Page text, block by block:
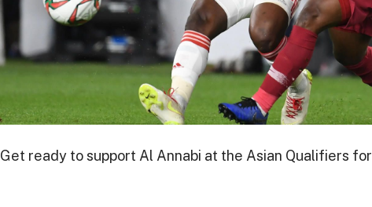
Get ready to support Al Annabi at the Asian Qualifiers